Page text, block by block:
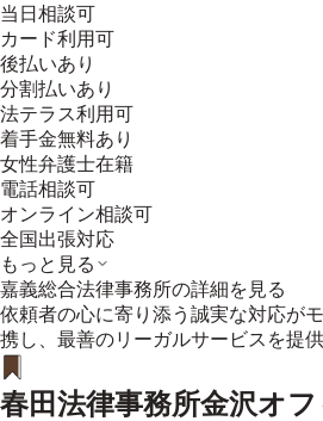
当日相談可
カード利用可
後払いあり
分割払いあり
法テラス利用可
着手金無料あり
女性弁護士在籍
電話相談可
オンライン相談可
全国出張対応
もっと見る
嘉義総合法律事務所の詳細を見る
依頼者の心に寄り添う誠実な対応が
携し、最善のリーガルサービスを提供
春田法律事務所金沢オフ